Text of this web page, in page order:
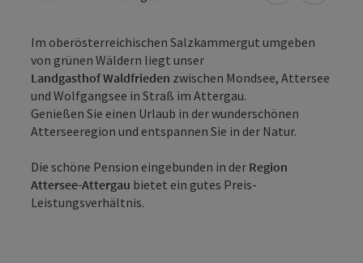
Im oberösterreichischen Salzkammergut umgeben
von grünen Wäldern liegt unser
Landgasthof Waldfrieden zwischen Mondsee, Attersee
und Wolfgangsee in Straß im Attergau.
Genießen Sie einen Urlaub in der wunderschönen
Atterseeregion und entspannen Sie in der Natur.
Die schöne Pension eingebunden in der Region
Attersee-Attergau bietet ein gutes Preis-
Leistungsverhältnis.